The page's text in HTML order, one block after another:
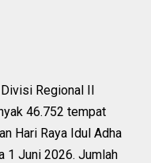
Regional II
46.752 tempat
Hari Raya Idul Adha
1 Juni 2026. Jumlah